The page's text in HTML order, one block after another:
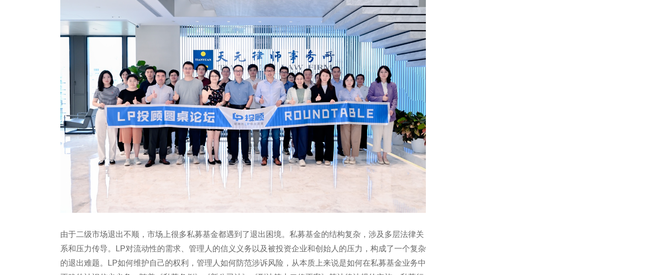
由于二级市场退出不顺，市场上很多私募基金都遇到了退出困境。私募基金的结构复杂，涉及多层法律关
系和压力传导。LP对流动性的需求、管理人的信义义务以及被投资企业和创始人的压力，构成了一个复杂
的退出难题。LP如何维护自己的权利，管理人如何防范涉诉风险，从本质上来说是如何在私募基金业务中